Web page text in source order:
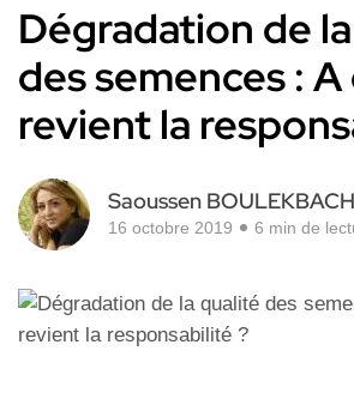
Dégradation de
des semences : A
revient la
Saoussen
16 octobre 2019 6 min de